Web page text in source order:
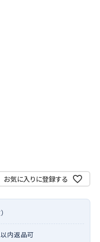
お気に入りに登録する
内返品可